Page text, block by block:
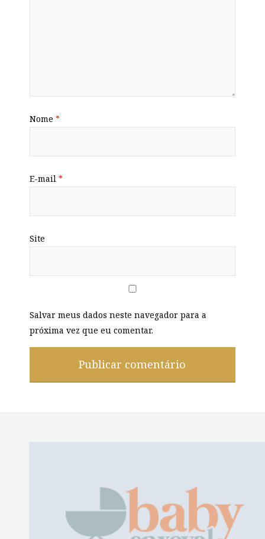
Nome *
E-mail *
Site
Salvar meus dados neste navegador para a
próxima vez que eu comentar.